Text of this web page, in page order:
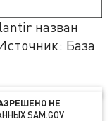
назван
База
НЕ
SAM.GOV